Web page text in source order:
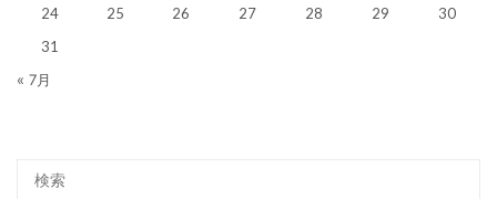
24 25 26 27 28 29
30
31
« 7月